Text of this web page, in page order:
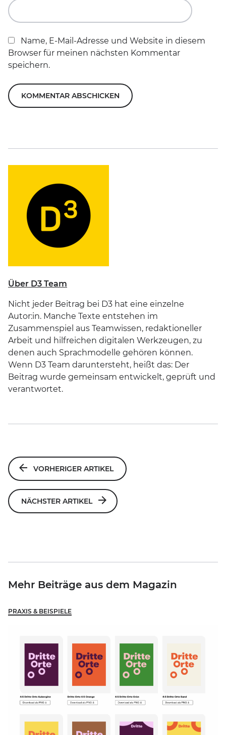
Name, E-Mail-Adresse und Website in diesem
Browser für meinen nächsten Kommentar
speichern.
Über D3 Team
Nicht jeder Beitrag bei D3 hat eine einzelne
Autor:in. Manche Texte entstehen im
Zusammenspiel aus Teamwissen, redaktioneller
Arbeit und hilfreichen digitalen Werkzeugen, zu
denen auch Sprachmodelle gehören können.
Wenn D3 Team daruntersteht, heißt das: Der
Beitrag wurde gemeinsam entwickelt, geprüft und
verantwortet.
Beitragsnavigation
VORHERIGER ARTIKEL
NÄCHSTER ARTIKEL
Mehr Beiträge aus dem Magazin
PRAXIS & BEISPIELE